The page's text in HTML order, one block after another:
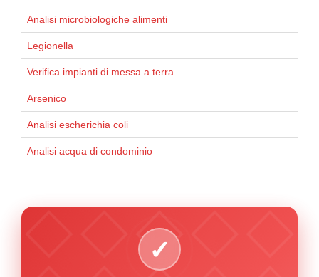
Analisi microbiologiche alimenti
Legionella
Verifica impianti di messa a terra
Arsenico
Analisi escherichia coli
Analisi acqua di condominio